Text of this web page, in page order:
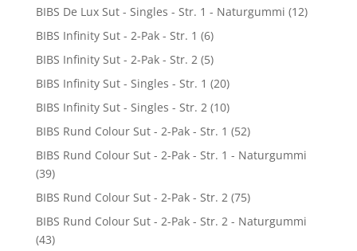
BIBS De Lux Sut - Singles - Str. 1 - Naturgummi (12)
BIBS Infinity Sut - 2-Pak - Str. 1 (6)
BIBS Infinity Sut - 2-Pak - Str. 2 (5)
BIBS Infinity Sut - Singles - Str. 1 (20)
BIBS Infinity Sut - Singles - Str. 2 (10)
BIBS Rund Colour Sut - 2-Pak - Str. 1 (52)
BIBS Rund Colour Sut - 2-Pak - Str. 1 - Naturgummi
(39)
BIBS Rund Colour Sut - 2-Pak - Str. 2 (75)
BIBS Rund Colour Sut - 2-Pak - Str. 2 - Naturgummi
(43)